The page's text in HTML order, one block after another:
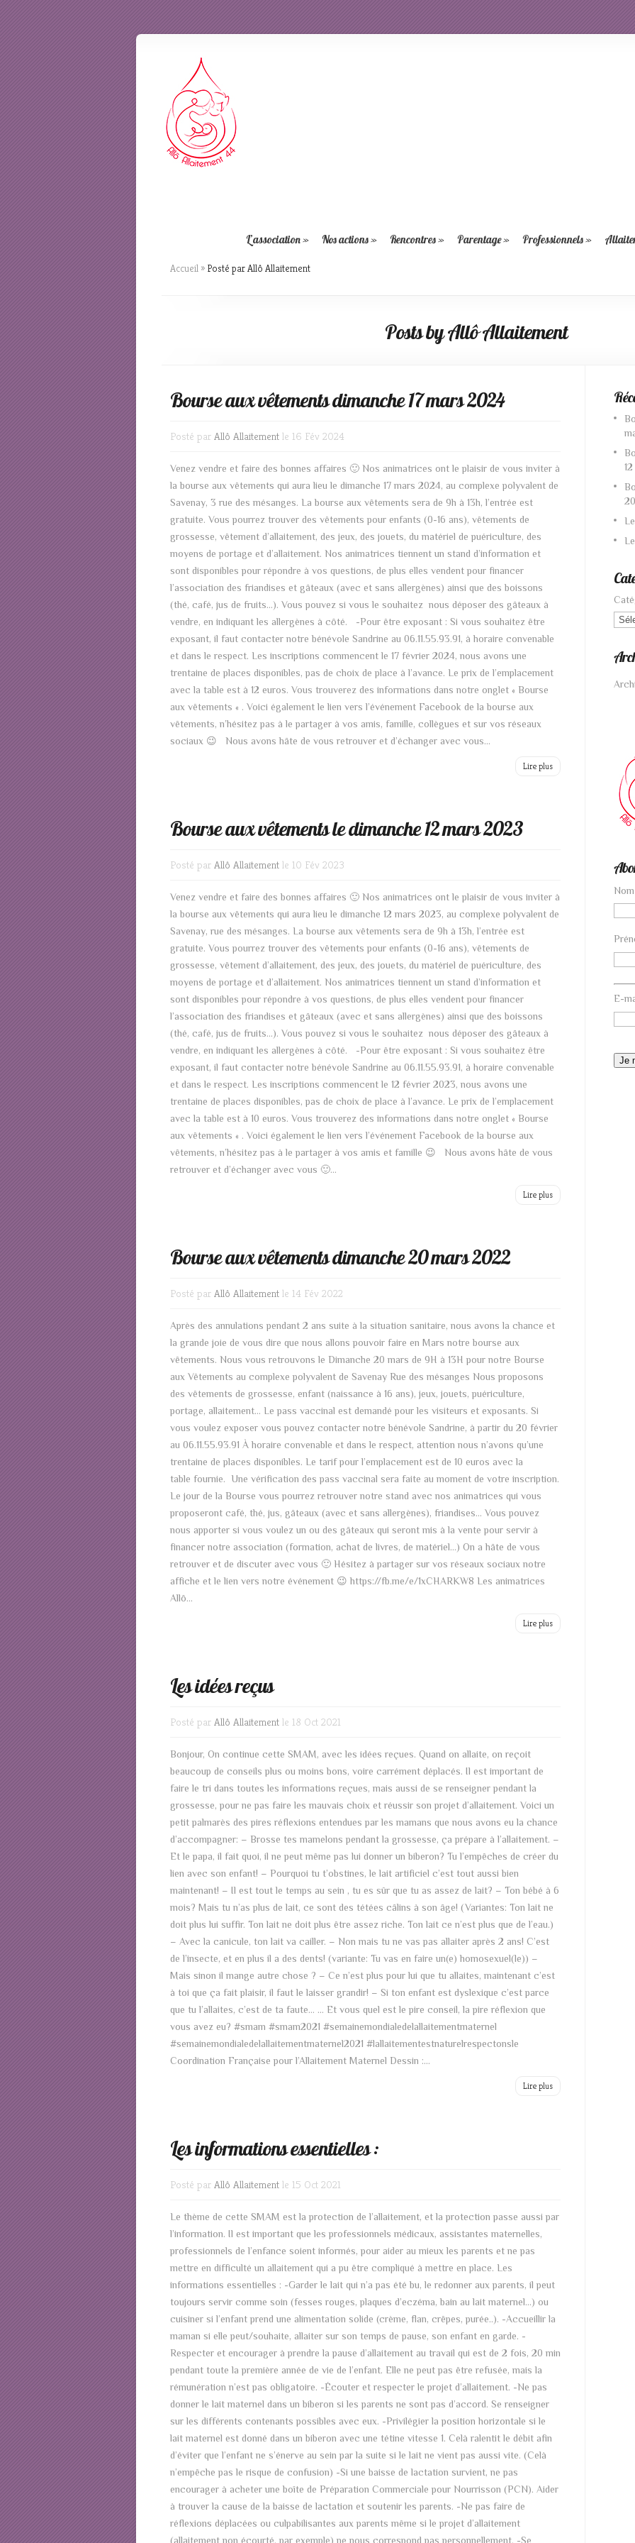
L’association» Nos actions» Rencontres» Parentage» Professionnels»
Accueil » Posté par Allô Allaitement
Posts by Allô Allaitement
Bourse aux vêtements dimanche 17 mars 2024
Posté par Allô Allaitement le 16 Fév 2024
Venez vendre et faire des bonnes affaires 🙂 Nos animatrices ont le plaisir de vous inviter à
la bourse aux vêtements qui aura lieu le dimanche 17 mars 2024, au complexe polyvalent de
Savenay, 3 rue des mésanges. La bourse aux vêtements sera de 9h à 13h, l’entrée est
gratuite. Vous pourrez trouver des vêtements pour enfants (0-16 ans), vêtements de
grossesse, vêtement d’allaitement, des jeux, des jouets, du matériel de puériculture, des
moyens de portage et d’allaitement. Nos animatrices tiennent un stand d’information et
sont disponibles pour répondre à vos questions, de plus elles vendent pour financer
l’association des friandises et gâteaux (avec et sans allergènes) ainsi que des boissons
(thé, café, jus de fruits…). Vous pouvez si vous le souhaitez nous déposer des gâteaux à
vendre, en indiquant les allergènes à côté. -Pour être exposant : Si vous souhaitez être
exposant, il faut contacter notre bénévole Sandrine au 06.11.55.93.91, à horaire convenable
et dans le respect. Les inscriptions commencent le 17 février 2024, nous avons une
trentaine de places disponibles, pas de choix de place à l’avance. Le prix de l’emplacement
avec la table est à 12 euros. Vous trouverez des informations dans notre onglet « Bourse
aux vêtements « . Voici également le lien vers l’événement Facebook de la bourse aux
vêtements, n’hésitez pas à le partager à vos amis, famille, collègues et sur vos réseaux
sociaux 😉 Nous avons hâte de vous retrouver et d’échanger avec vous...
Lire plus
Bourse aux vêtements le dimanche 12 mars 2023
Posté par Allô Allaitement le 10 Fév 2023
Venez vendre et faire des bonnes affaires 🙂 Nos animatrices ont le plaisir de vous inviter à
la bourse aux vêtements qui aura lieu le dimanche 12 mars 2023, au complexe polyvalent de
Savenay, rue des mésanges. La bourse aux vêtements sera de 9h à 13h, l’entrée est
gratuite. Vous pourrez trouver des vêtements pour enfants (0-16 ans), vêtements de
grossesse, vêtement d’allaitement, des jeux, des jouets, du matériel de puériculture, des
moyens de portage et d’allaitement. Nos animatrices tiennent un stand d’information et
sont disponibles pour répondre à vos questions, de plus elles vendent pour financer
l’association des friandises et gâteaux (avec et sans allergènes) ainsi que des boissons
(thé, café, jus de fruits…). Vous pouvez si vous le souhaitez nous déposer des gâteaux à
vendre, en indiquant les allergènes à côté. -Pour être exposant : Si vous souhaitez être
exposant, il faut contacter notre bénévole Sandrine au 06.11.55.93.91, à horaire convenable
et dans le respect. Les inscriptions commencent le 12 février 2023, nous avons une
trentaine de places disponibles, pas de choix de place à l’avance. Le prix de l’emplacement
avec la table est à 10 euros. Vous trouverez des informations dans notre onglet « Bourse
aux vêtements « . Voici également le lien vers l’événement Facebook de la bourse aux
vêtements, n’hésitez pas à le partager à vos amis et famille 😉 Nous avons hâte de vous
retrouver et d’échanger avec vous 🙂...
Lire plus
Bourse aux vêtements dimanche 20 mars 2022
Posté par Allô Allaitement le 14 Fév 2022
Après des annulations pendant 2 ans suite à la situation sanitaire, nous avons la chance et
la grande joie de vous dire que nous allons pouvoir faire en Mars notre bourse aux
vêtements. Nous vous retrouvons le Dimanche 20 mars de 9H à 13H pour notre Bourse
aux Vêtements au complexe polyvalent de Savenay Rue des mésanges Nous proposons
des vêtements de grossesse, enfant (naissance à 16 ans), jeux, jouets, puériculture,
portage, allaitement… Le pass vaccinal est demandé pour les visiteurs et exposants. Si
vous voulez exposer vous pouvez contacter notre bénévole Sandrine, à partir du 20 février
au 06.11.55.93.91 À horaire convenable et dans le respect, attention nous n’avons qu’une
trentaine de places disponibles. Le tarif pour l’emplacement est de 10 euros avec la
table fournie. Une vérification des pass vaccinal sera faite au moment de votre inscription.
Le jour de la Bourse vous pourrez retrouver notre stand avec nos animatrices qui vous
proposeront café, thé, jus, gâteaux (avec et sans allergènes), friandises… Vous pouvez
nous apporter si vous voulez un ou des gâteaux qui seront mis à la vente pour servir à
financer notre association (formation, achat de livres, de matériel…) On a hâte de vous
retrouver et de discuter avec vous 🙂 Hésitez à partager sur vos réseaux sociaux notre
affiche et le lien vers notre événement 😉 https://fb.me/e/1xCHARKW8 Les animatrices
Allô...
Lire plus
Les idées reçus
Posté par Allô Allaitement le 18 Oct 2021
Bonjour, On continue cette SMAM, avec les idées reçues. Quand on allaite, on reçoit
beaucoup de conseils plus ou moins bons, voire carrément déplacés. Il est important de
faire le tri dans toutes les informations reçues, mais aussi de se renseigner pendant la
grossesse, pour ne pas faire les mauvais choix et réussir son projet d’allaitement. Voici un
petit palmarès des pires réflexions entendues par les mamans que nous avons eu la chance
d’accompagner: – Brosse tes mamelons pendant la grossesse, ça prépare à l’allaitement. –
Et le papa, il fait quoi, il ne peut même pas lui donner un biberon? Tu l’empêches de créer du
lien avec son enfant! – Pourquoi tu t’obstines, le lait artificiel c’est tout aussi bien
maintenant! – Il est tout le temps au sein , tu es sûr que tu as assez de lait? – Ton bébé à 6
mois? Mais tu n’as plus de lait, ce sont des tétées câlins à son âge! (Variantes: Ton lait ne
doit plus lui suffir. Ton lait ne doit plus être assez riche. Ton lait ce n’est plus que de l’eau.)
– Avec la canicule, ton lait va cailler. – Non mais tu ne vas pas allaiter après 2 ans! C’est
de l’insecte, et en plus il a des dents! (variante: Tu vas en faire un(e) homosexuel(le)) –
Mais sinon il mange autre chose ? – Ce n’est plus pour lui que tu allaites, maintenant c’est
à toi que ça fait plaisir, il faut le laisser grandir! – Si ton enfant est dyslexique c’est parce
que tu l’allaites, c’est de ta faute… … Et vous quel est le pire conseil, la pire réflexion que
vous avez eu? #smam #smam2021 #semainemondialedelallaitementmaternel
#semainemondialedelallaitementmaternel2021 #lallaitementestnaturelrespectonsle
Coordination Française pour l’Allaitement Maternel Dessin :...
Lire plus
Les informations essentielles :
Posté par Allô Allaitement le 15 Oct 2021
Le thème de cette SMAM est la protection de l’allaitement, et la protection passe aussi par
l’information. Il est important que les professionnels médicaux, assistantes maternelles,
professionnels de l’enfance soient informés, pour aider au mieux les parents et ne pas
mettre en difficulté un allaitement qui a pu être compliqué à mettre en place. Les
informations essentielles : -Garder le lait qui n’a pas été bu, le redonner aux parents, il peut
toujours servir comme soin (fesses rouges, plaques d’eczéma, bain au lait maternel…) ou
cuisiner si l’enfant prend une alimentation solide (crème, flan, crêpes, purée..). -Accueillir la
maman si elle peut/souhaite, allaiter sur son temps de pause, son enfant en garde. -
Respecter et encourager à prendre la pause d’allaitement au travail qui est de 2 fois, 20 min
pendant toute la première année de vie de l’enfant. Elle ne peut pas être refusée, mais la
rémunération n’est pas obligatoire. -Écouter et respecter le projet d’allaitement. -Ne pas
donner le lait maternel dans un biberon si les parents ne sont pas d’accord. Se renseigner
sur les différents contenants possibles avec eux. -Privilégier la position horizontale si le
lait maternel est donné dans un biberon avec une tétine vitesse 1. Celà ralentit le débit afin
d’éviter que l’enfant ne s’énerve au sein par la suite si le lait ne vient pas aussi vite. (Celà
n’empêche pas le risque de confusion) -Si une baisse de lactation survient, ne pas
encourager à acheter une boîte de Préparation Commerciale pour Nourrisson (PCN). Aider
à trouver la cause de la baisse de lactation et soutenir les parents. -Ne pas faire de
réflexions déplacées ou culpabilisantes aux parents même si le projet d’allaitement
(allaitement non écourté, par exemple) ne nous correspond pas personnellement. -Se
Nom
E-